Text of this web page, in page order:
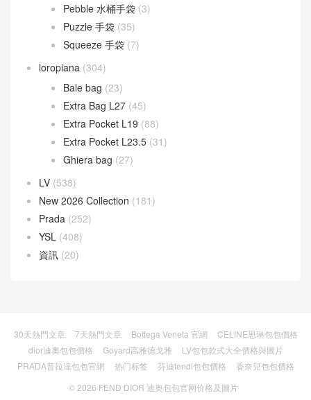
Pebble 水桶手袋 (3)
Puzzle 手袋 (35)
Squeeze 手袋 (7)
loropiana (304)
Bale bag (23)
Extra Bag L27 (45)
Extra Pocket L19 (88)
Extra Pocket L23.5 (31)
Ghiera bag (27)
LV (538)
New 2026 Collection (181)
Prada (252)
YSL (408)
資訊 (20)
30天熱門文章 7天熱門文章 Bottega Veneta 官網
CELINE思琳包包價格
dior迪奧包包價格
Goyard高雅德戈雅
LV包包款式大全價格與圖片
PRADA普拉達包包官網
热门标签 芬迪fendi包包價格
香奈兒包包價格
© 2026 FEND DIOR 迪奥包包官网价格及圖片